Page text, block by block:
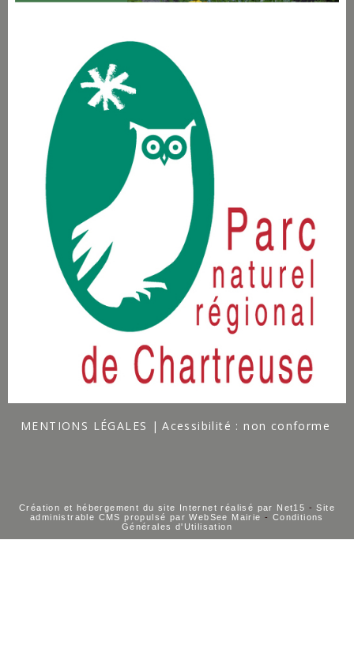
MENTIONS LÉGALES Acessibilité : non conforme
Création et hébergement du site Internet réalisé par Net15 -Site
administrable CMS propulsé par WebSee Mairie - Conditions
Générales d'Utilisation